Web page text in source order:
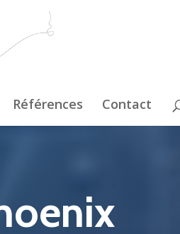
Références Contact